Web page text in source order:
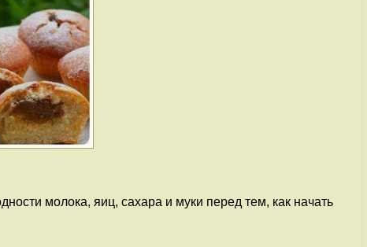
молока, яиц, сахара и муки перед тем, как начать